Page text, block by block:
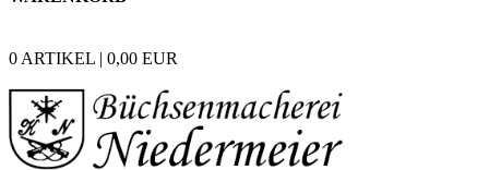
0 ARTIKEL | 0,00 EUR